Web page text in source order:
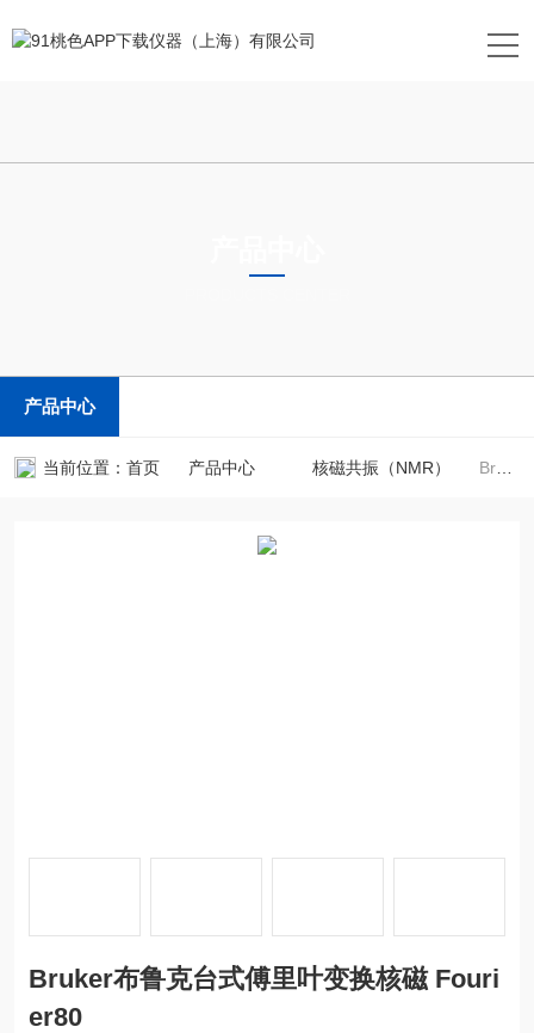
产品中心
当前位置： 首页 产品中心 核磁共振（NMR） Bruker - Fourier80Bruker布鲁克台式傅里叶变换核磁 Fourier80
Bruker布鲁克台式傅里叶变换核磁 Fouri
er80